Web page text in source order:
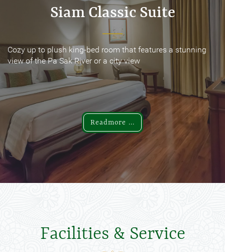
Siam Classic Suite
Cozy up to plush king-bed room that features a stunning
view of the Pa Sak River or a city view
Readmore ...
Siam Classic Suite
Cozy up to plush king-bed room that features a stunning
view of the Pa Sak River or a city view
Readmore ...
Facilities & Service